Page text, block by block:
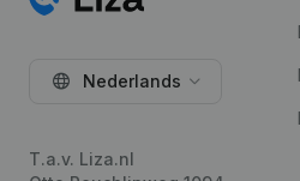
Nederlands
T.a.v. Liza.nl